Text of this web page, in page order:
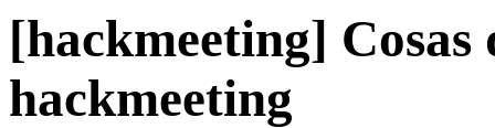
[hackmeeting] Cosas
hackmeeting